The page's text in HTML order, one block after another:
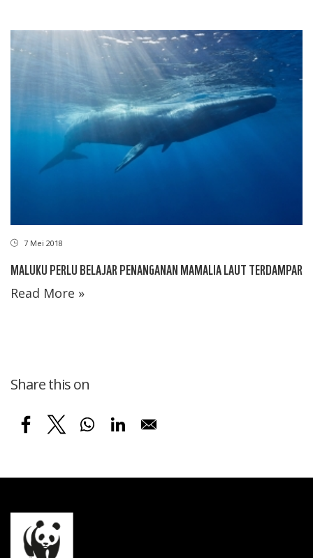
7 Mei 2018
MALUKU PERLU BELAJAR PENANGANAN MAMALIA LAUT TERDAMPAR
Read More »
Share this on